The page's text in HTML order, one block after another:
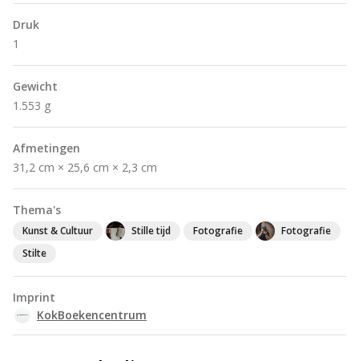
Druk
1
Gewicht
1.553 g
Afmetingen
31,2 cm × 25,6 cm × 2,3 cm
Thema's
Kunst & Cultuur Stille tijd Fotografie
Fotografie
Stilte
Imprint
KokBoekencentrum